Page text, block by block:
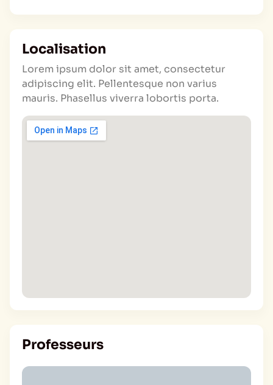
Localisation
Lorem ipsum dolor sit amet, consectetur
adipiscing elit. Pellentesque non varius
mauris. Phasellus viverra lobortis porta.
Professeurs